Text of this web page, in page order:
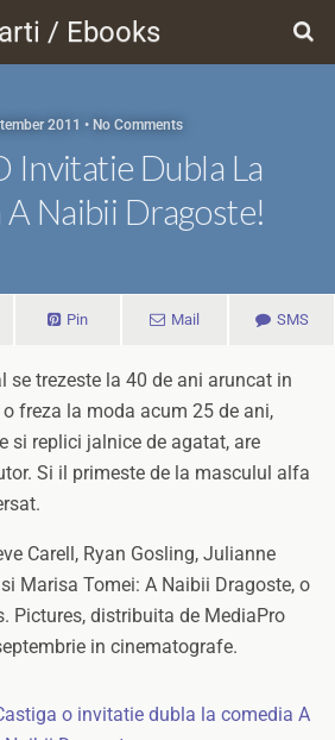
/ Ebooks
2011 • No Comments
Invitatie Dubla La
Naibii Dragoste!
Pin Mail SMS
se trezeste la 40 de ani aruncat in
freza la moda acum 25 de ani,
si replici jalnice de agatat, are
Si il primeste de la masculul alfa
Carell, Ryan Gosling, Julianne
Marisa Tomei: A Naibii Dragoste, o
Pictures, distribuita de MediaPro
in cinematografe.